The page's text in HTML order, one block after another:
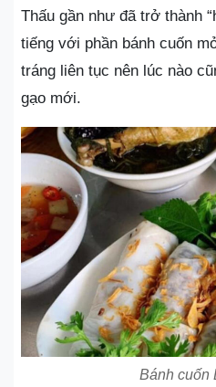
Thấu gần như đã trở thành
tiếng với phần bánh cuốn
tráng liên tục nên lúc nào
gạo mới.
Bánh cuốn